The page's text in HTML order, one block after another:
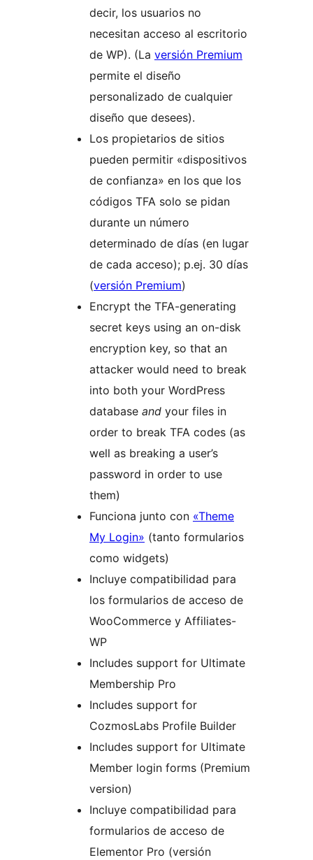
decir, los usuarios no
necesitan acceso al escritorio
de WP). (La versión Premium
permite el diseño
personalizado de cualquier
diseño que desees).
Los propietarios de sitios
pueden permitir «dispositivos
de confianza» en los que los
códigos TFA solo se pidan
durante un número
determinado de días (en lugar
de cada acceso); p.ej. 30 días
(versión Premium)
Encrypt the TFA-generating
secret keys using an on-disk
encryption key, so that an
attacker would need to break
into both your WordPress
database and your files in
order to break TFA codes (as
well as breaking a user’s
password in order to use
them)
Funciona junto con «Theme
My Login» (tanto formularios
como widgets)
Incluye compatibilidad para
los formularios de acceso de
WooCommerce y Affiliates-
WP
Includes support for Ultimate
Membership Pro
Includes support for
CozmosLabs Profile Builder
Includes support for Ultimate
Member login forms (Premium
version)
Incluye compatibilidad para
formularios de acceso de
Elementor Pro (versión